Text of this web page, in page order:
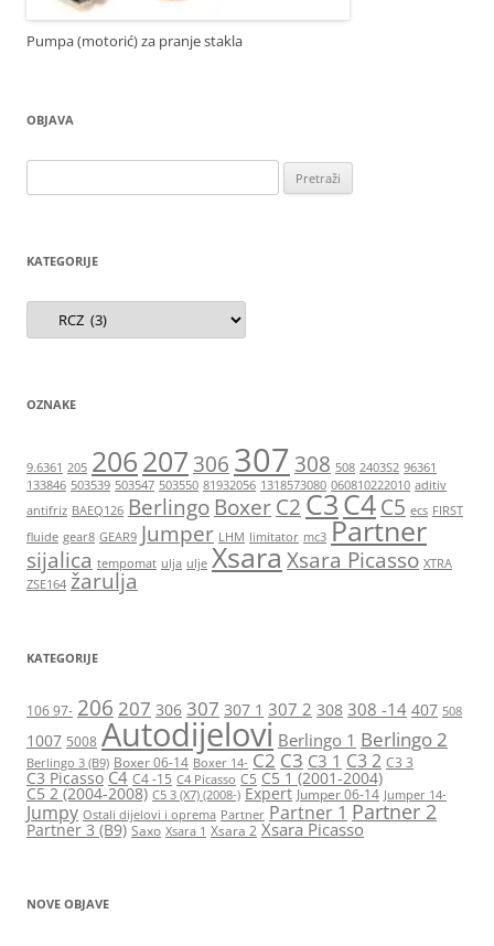
Pumpa (motorić) za pranje stakla
OBJAVA
KATEGORIJE
Kategorije
OZNAKE
9.6361 205 206207 306 307 308 508 2403S2 96361
133846 503539 503547 503550 81932056 1318573080 060810222010 aditiv
antifriz BAEQ126 Berlingo BoxerC2 C3C4C5 ecs FIRST
fluide gear8 GEAR9 Jumper LHM limitator mc3 Partner
sijalica tempomat ulja ulje Xsara Xsara Picasso XTRA
ZSE164 žarulja
KATEGORIJE
106 97- 206 207 306 307 307 1 307 2 308 308 -14 407 508
1007 5008 Autodijelovi Berlingo 1 Berlingo 2
Berlingo 3 (B9) Boxer 06-14 Boxer 14- C2 C3 C3 1 C3 2 C3 3
C3 Picasso C4 C4 -15 C4 Picasso C5 C5 1 (2001-2004)
C5 2 (2004-2008) C5 3 (X7) (2008-) Expert Jumper 06-14 Jumper 14-
Jumpy Ostali dijelovi i oprema Partner Partner 1 Partner 2
Partner 3 (B9) Saxo Xsara 1 Xsara 2 Xsara Picasso
NOVE OBJAVE